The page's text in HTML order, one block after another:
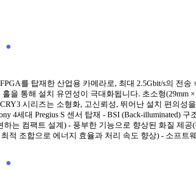
를 탑재한 산업용 카메라로, 최대 2.5Gbit/s의 전송
통해 설치 유연성이 극대화됩니다. 초소형(29mm
시리즈는 소형화, 고신뢰성, 뛰어난 설치 편의성
4세대 Pregius S 센서 탑재 - BSI (Back-illuminated)
컴팩트 설계) - 풍부한 기능으로 향상된 화질 제공
적 조합으로 에너지 효율과 처리 속도 향상) - 소프트